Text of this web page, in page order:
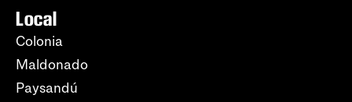
Local
Colonia
Maldonado
Paysandú